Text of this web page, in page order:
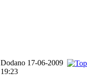
Dodano 17-06-2009
19:23